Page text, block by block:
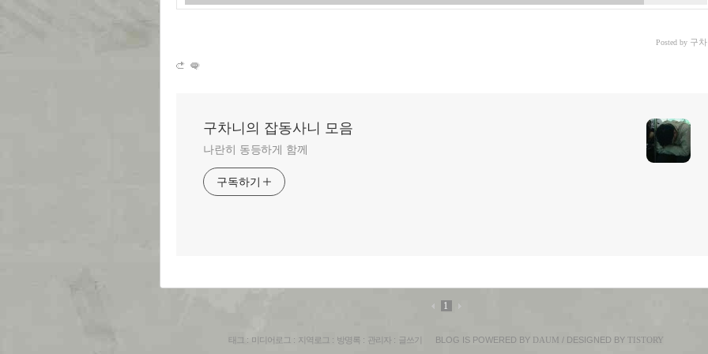
Posted by 구
구차니의 잡동사니 모음
나란히 동등하게 함께
구독하기
1
태그 : 미디어로그 : 지역로그 : 방명록 : 관리자 : 글쓰기 BLOG IS POWERED BY DAUM / DESIGNED BY TISTORY